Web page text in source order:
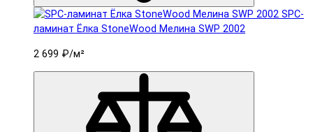
SPC-
ламинат Ëлка StoneWood Мелина SWP 2002
2 699 ₽/м²